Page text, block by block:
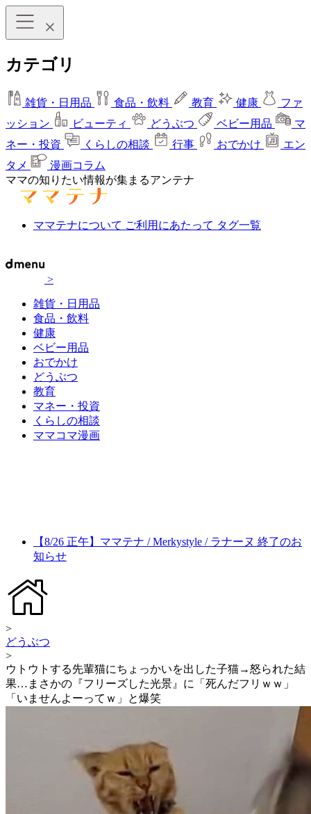
カテゴリ
雑貨・日用品 食品・飲料 教育 健康
ファ
ッション
ビューティ どうぶつ ベビー用品
マ
ネー・投資
くらしの相談 行事 おでかけ
エン
タメ
漫画コラム
ママの知りたい情報が集まるアンテナ
ママテナについて ご利用にあたって タグ一覧
>
雑貨・日用品
食品・飲料
健康
ベビー用品
おでかけ
どうぶつ
教育
マネー・投資
くらしの相談
ママコマ漫画
【8/26 正午】ママテナ / Merkystyle / ラナーヌ 終了のお
知らせ
>
どうぶつ
>
ウトウトする先輩猫にちょっかいを出した子猫→怒られた結
果…まさかの『フリーズした光景』に「死んだフリｗｗ」
「いませんよーってｗ」と爆笑